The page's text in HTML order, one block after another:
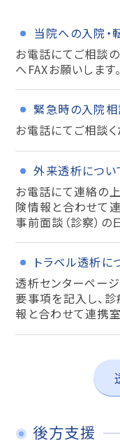
当院への入院・
お電話にてご相談
へFAXお願いします。
緊急時の入院
お電話にてご相談く
外来透析につい
お電話にて連絡の
険情報と合わせて
事前面談（診察）の
トラベル透析に
透析センターページ
要事項を記入し、
報と合わせて連携
後方支援